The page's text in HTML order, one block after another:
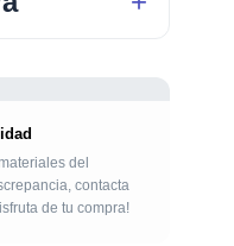
del
contacta
de tu compra!